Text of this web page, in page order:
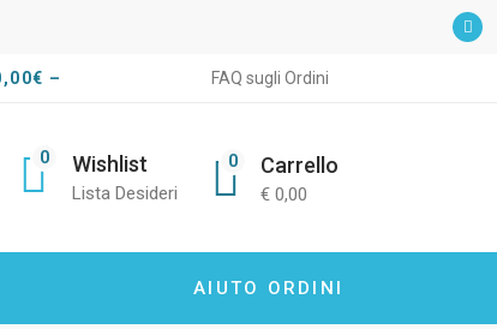
– FAQ sugli Ordini
0 Wishlist
Lista Desideri
0 Carrello
€ 0,00
AIUTO ORDINI